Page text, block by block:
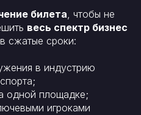
билета, чтобы не
весь спектр бизнес
в сжатые сроки:
в индустрию
одной площадке;
игроками